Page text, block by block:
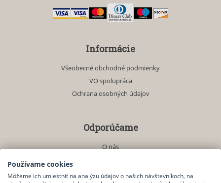
Informácie
Všeobecné obchodné podmienky
VO spolupráca
Ochrana osobných údajov
Odporúčame
O nás
Používame cookies
Môžeme ich umiestniť na analýzu údajov o našich návštevníkoch, na